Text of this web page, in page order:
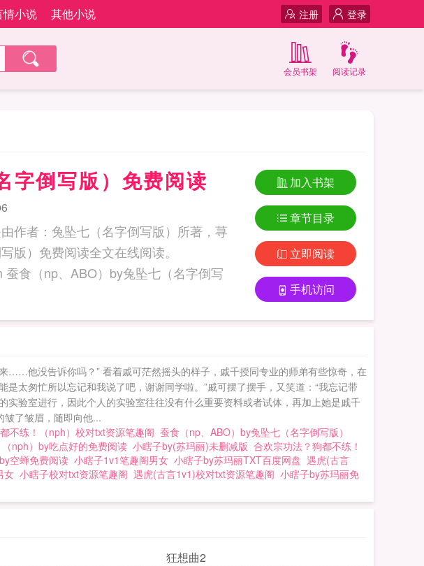
情小说 其他小说 登录
注册
阅读记录
会员书架
倒写版）免费阅读
作者：兔坠七（名字倒写版）所著，荨
版）免费阅读全文在线阅读。
加入书架
章节目录
立即阅读
手机访问
……他没告诉你吗？” 看着戚可茫然摇头的样子，戚千授同专业的师弟有些惊奇，在
太匆忙所以忘记和我说了吧，谢谢同学啦。”戚可摆了摆手，又笑道：“我忘记带
验室进行，因此个人的实验室往往没有什么重要资料或者试体，再加上她是戚千
了皱眉，随即向他...
不练！（nph）校对txt资源笔趣阁 蚕食（np、ABO）by兔坠七（名字倒写版）
nph）by吃点好的免费阅读 小瞎子by(苏玛丽)未删减版 合欢宗功法？狗都不练！
空蝉免费阅读 小瞎子1v1笔趣阁男女 小瞎子by苏玛丽TXT百度网盘 遇虎(古言
女 小瞎子校对txt资源笔趣阁 遇虎(古言1v1)校对txt资源笔趣阁 小瞎子by苏玛丽免
狂想曲2